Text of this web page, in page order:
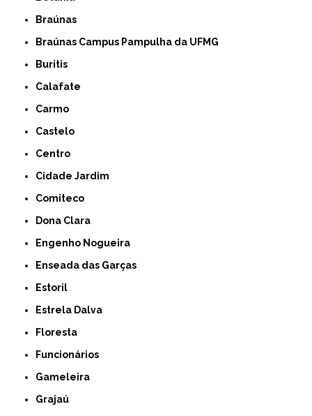
Braúnas
Braúnas Campus Pampulha da UFMG
Buritis
Calafate
Carmo
Castelo
Centro
Cidade Jardim
Comiteco
Dona Clara
Engenho Nogueira
Enseada das Garças
Estoril
Estrela Dalva
Floresta
Funcionários
Gameleira
Grajaú